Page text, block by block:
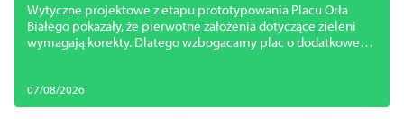
Wytyczne projektowe z etapu prototypowania Placu Orła
Białego pokazały, że pierwotne założenia dotyczące zieleni
wymagają korekty. Dlatego wzbogacamy plac o dodatkowe
07/08/2026